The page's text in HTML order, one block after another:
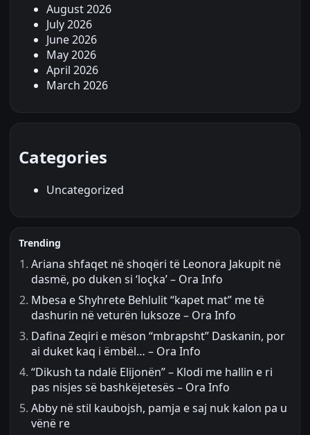
August 2026
July 2026
June 2026
May 2026
April 2026
March 2026
Categories
Uncategorized
Trending
Ariana shfaqet në shoqëri të Leonora Jakupit në
dasmë, po duken si ‘loçka’ – Ora Info
Mbesa e Shyhrete Behlulit “kapet mat” me të
dashurin në veturën luksoze – Ora Info
Dafina Zeqiri e mëson “mbrapsht” Daskanin, por
ai duket kaq i ëmbël… – Ora Info
“Dikush ta ndalë Elijonën” – Klodi me hallin e ri
pas nisjes së bashkëjetesës – Ora Info
Abby në stil kaubojsh, pamja e saj nuk kalon pa u
vënë re